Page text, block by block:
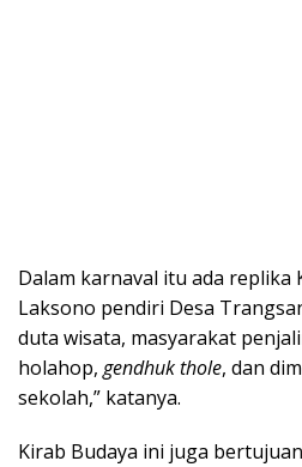
Dalam karnaval itu ada replika
Laksono pendiri Desa
duta wisata, masyarakat
holahop, gendhuk thole, dan
sekolah,” katanya.
Kirab Budaya ini juga